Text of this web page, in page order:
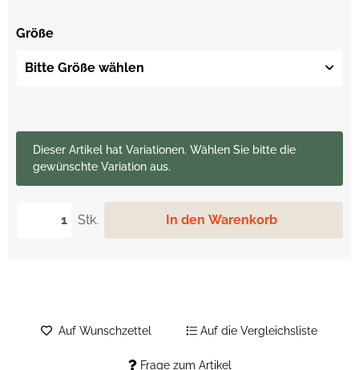
Größe
Bitte Größe wählen
Stk. In den Warenkorb
xDieser Artikel hat Variationen. Wählen Sie bitte die
gewünschte Variation aus.
Frage zum Artikel
Auf Wunschzettel Auf die Vergleichsliste